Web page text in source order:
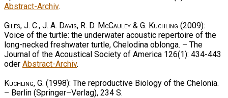
Abstract-Archiv.
Giles, J. C., J. A. Davis, R. D. McCauley & G. Kuchling (2009):
Voice of the turtle: the underwater acoustic repertoire of the
long-necked freshwater turtle, Chelodina oblonga. – The
Journal of the Acoustical Society of America 126(1): 434-443
oder Abstract-Archiv.
Kuchling, G. (1998): The reproductive Biology of the Chelonia.
– Berlin (Springer–Verlag), 234 S.